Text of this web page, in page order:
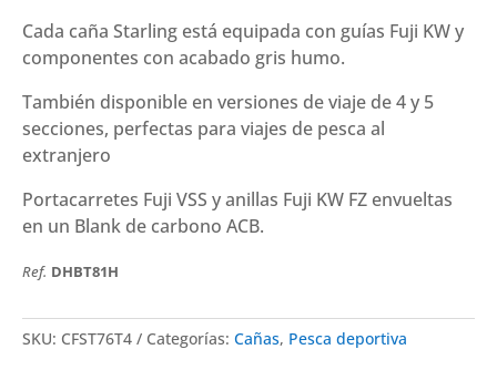
Cada caña Starling está equipada con guías Fuji KW y
componentes con acabado gris humo.
También disponible en versiones de viaje de 4 y 5
secciones, perfectas para viajes de pesca al
extranjero
Portacarretes Fuji VSS y anillas Fuji KW FZ envueltas
en un Blank de carbono ACB.
Ref. DHBT81H
SKU: CFST76T4 Categorías: Cañas, Pesca deportiva